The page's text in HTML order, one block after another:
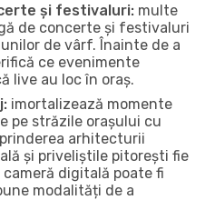
și festivaluri: multe
de concerte și festivaluri
de vârf. Înainte de a
ce evenimente
live au loc în oraș.
imortalizează momente
pe străzile orașului cu
arhitecturii
și priveliștile pitorești fie
digitală poate fi
modalități de a